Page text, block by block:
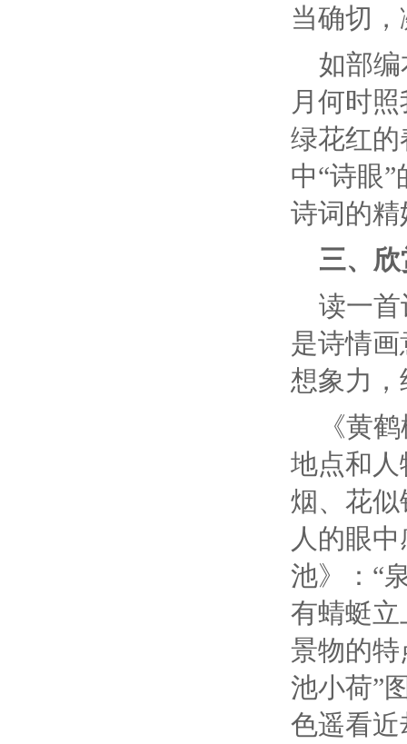
当确切
如部
月何时
绿花红
中“诗眼
诗词的
三、
读一
是诗情
想象力
《黄
地点和人
烟、花
人的眼
池》：“
有蜻蜓
景物的
池小荷”
色遥看